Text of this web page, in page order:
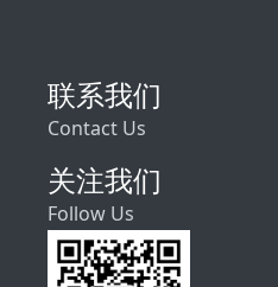
联系我们
Contact Us
关注我们
Follow Us